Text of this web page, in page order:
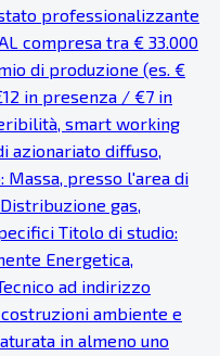
professionalizzante
compresa tra € 33.000
di produzione (es. €
in presenza / €7 in
smart working
azionariato diffuso,
Massa, presso l'area di
gas,
Titolo di studio:
Energetica,
ad indirizzo
ambiente e
in almeno uno